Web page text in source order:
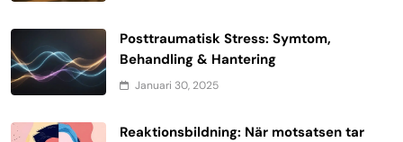
Posttraumatisk Stress: Symtom,
Behandling & Hantering
Januari 30, 2025
Reaktionsbildning: När motsatsen tar